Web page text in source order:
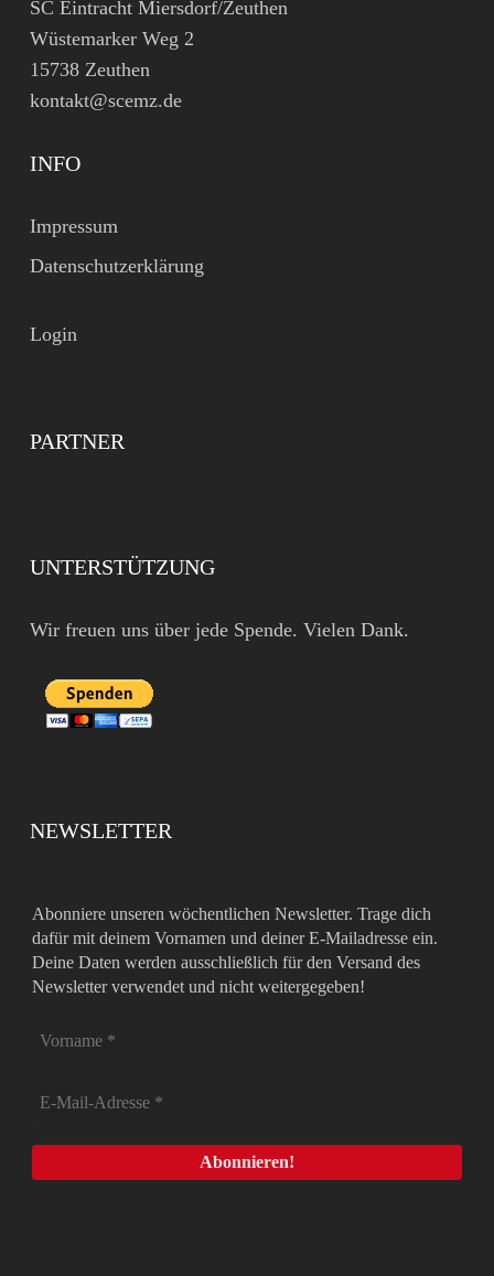
SC Eintracht Miersdorf/Zeuthen
Wüstemarker Weg 2
15738 Zeuthen
kontakt@scemz.de
INFO
Impressum
Datenschutzerklärung
Login
PARTNER
UNTERSTÜTZUNG
Wir freuen uns über jede Spende. Vielen Dank.
NEWSLETTER
Abonniere unseren wöchentlichen Newsletter. Trage dich
dafür mit deinem Vornamen und deiner E-Mailadresse ein.
Deine Daten werden ausschließlich für den Versand des
Newsletter verwendet und nicht weitergegeben!